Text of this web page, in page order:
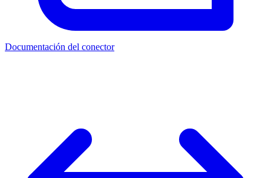
Documentación del conector